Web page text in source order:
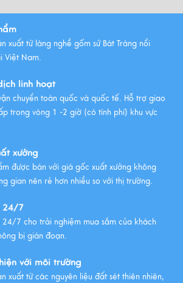
Những mẫu ấm trà gốm Bát
Tràng được ưa chuộng nhất
Xem thêm
xuất từ làng nghề gốm sứ Bát Tràng nổi
Việt Nam.
linh hoạt
chuyển toàn quốc và quốc tế. Hỗ trợ giao
trong vòng 1 -2 giờ (có tính phí) khu vực
xưởng
được bán với giá gốc xuất xưởng không
gian nên rẻ hơn nhiều so với thị trường.
24/7
24/7 cho trải nghiệm mua sắm của khách
bị gián đoạn.
với môi trường
xuất từ các nguyên liệu đất sét thiên nhiên,